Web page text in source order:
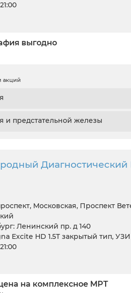
выгодно
акций
и предстательной железы
Диагностический
Московская, Проспект
Ленинский пр. д 140
Excite HD 1.5T закрытый тип, УЗИ
на комплексное МРТ